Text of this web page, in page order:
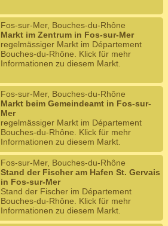
Fos-sur-Mer, Bouches-du-Rhône
Markt im Zentrum in Fos-sur-Mer
regelmässiger Markt im Département
Bouches-du-Rhône. Klick für mehr
Informationen zu diesem Markt.
Fos-sur-Mer, Bouches-du-Rhône
Markt beim Gemeindeamt in Fos-sur-
Mer
regelmässiger Markt im Département
Bouches-du-Rhône. Klick für mehr
Informationen zu diesem Markt.
Fos-sur-Mer, Bouches-du-Rhône
Stand der Fischer am Hafen St. Gervais
in Fos-sur-Mer
Stand der Fischer im Département
Bouches-du-Rhône. Klick für mehr
Informationen zu diesem Markt.